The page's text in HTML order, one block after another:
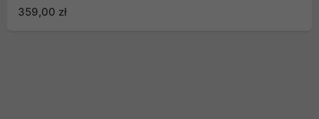
359,00 zł